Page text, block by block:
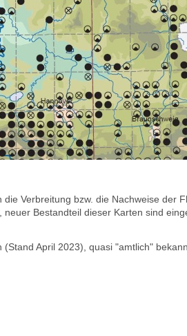
Verbreitung bzw. die Nachweise der
neuer Bestandteil dieser Karten sind
(Stand April 2023) , quasi "amtlich"